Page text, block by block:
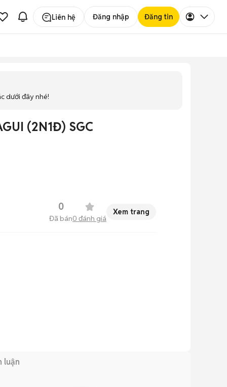
Liên hệ Đăng nhập Đăng tin
dưới đây nhé!
(2N1Đ) SGC
0
Đã bán0 đánh giá
Xem trang
luận